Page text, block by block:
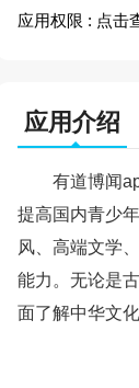
应用权限 : 点击
应用介绍
有道博闻
提高国内青少
风、高端文学
能力。无论是
面了解中华文